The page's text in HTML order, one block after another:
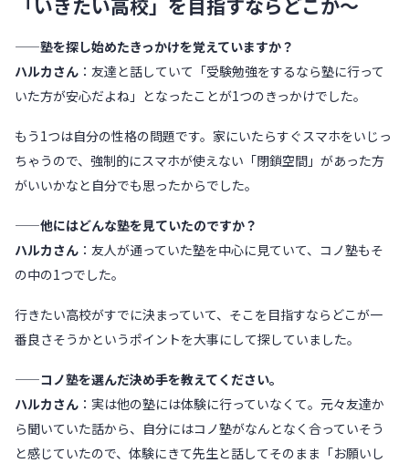
——塾を探し始めたきっかけを覚えていますか？
ハルカさん ：友達と話していて「受験勉強をするなら塾に行って
いた方が安心だよね」となったことが1つのきっかけでした。
もう1つは自分の性格の問題です。家にいたらすぐスマホをいじっ
ちゃうので、強制的にスマホが使えない「閉鎖空間」があった方
がいいかなと自分でも思ったからでした。
——他にはどんな塾を見ていたのですか？
ハルカさん ：友人が通っていた塾を中心に見ていて、コノ塾もそ
の中の1つでした。
行きたい高校がすでに決まっていて、そこを目指すならどこが一
番良さそうかというポイントを大事にして探していました。
——コノ塾を選んだ決め手を教えてください。
ハルカさん ：実は他の塾には体験に行っていなくて。元々友達か
ら聞いていた話から、自分にはコノ塾がなんとなく合っていそう
と感じていたので、体験にきて先生と話してそのまま「お願いし